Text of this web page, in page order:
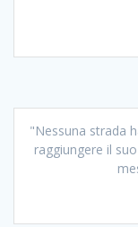
"Nessuna strada
raggiungere il